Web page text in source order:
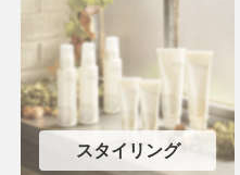
スタイリング